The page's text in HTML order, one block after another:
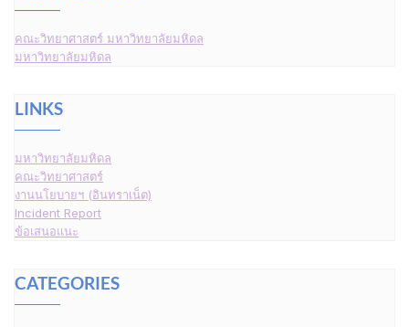
คณะวิทยาศาสตร์ มหาวิทยาลัยมหิดล
มหาวิทยาลัยมหิดล
LINKS
มหาวิทยาลัยมหิดล
คณะวิทยาศาสตร์
งานนโยบายฯ (อินทราเน็ต)
Incident Report
ข้อเสนอแนะ
CATEGORIES